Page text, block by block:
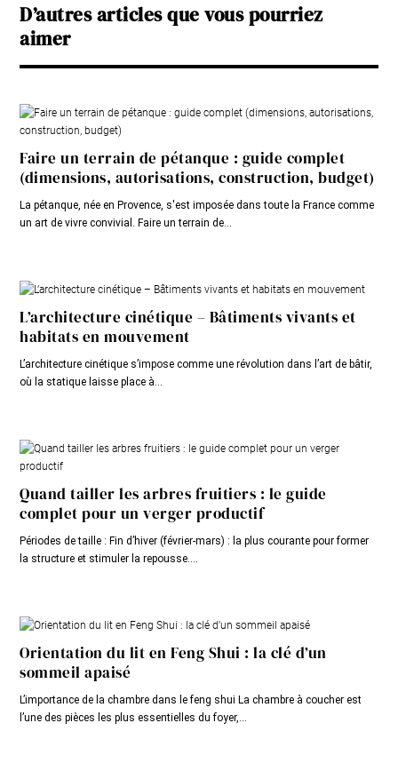
D’autres articles que vous pourriez
aimer
Faire un terrain de pétanque : guide complet
(dimensions, autorisations, construction, budget)
La pétanque, née en Provence, s'est imposée dans toute la France comme
un art de vivre convivial. Faire un terrain de...
L’architecture cinétique – Bâtiments vivants et
habitats en mouvement
L’architecture cinétique s’impose comme une révolution dans l’art de bâtir,
où la statique laisse place à...
Quand tailler les arbres fruitiers : le guide
complet pour un verger productif
Périodes de taille : Fin d’hiver (février-mars) : la plus courante pour former
la structure et stimuler la repousse....
Orientation du lit en Feng Shui : la clé d’un
sommeil apaisé
L’importance de la chambre dans le feng shui La chambre à coucher est
l’une des pièces les plus essentielles du foyer,...